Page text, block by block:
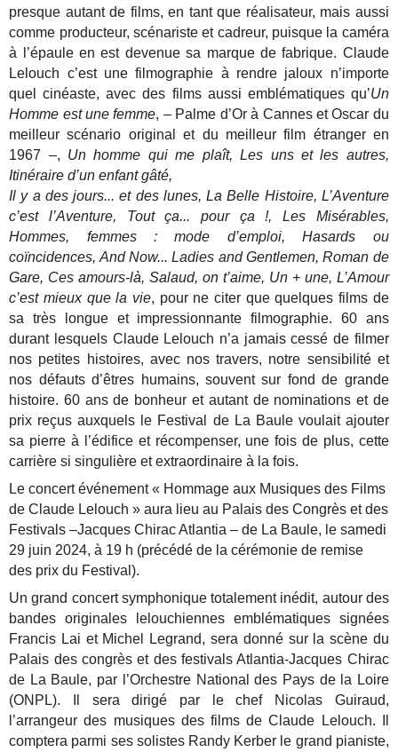
presque autant de films, en tant que réalisateur, mais aussi
comme producteur, scénariste et cadreur, puisque la caméra
à l’épaule en est devenuesa marque de fabrique. Claude
Lelouch c’est une filmographie à rendre jaloux n’importe
quel cinéaste, avec des films aussi emblématiques qu’Un
Homme est une femme, – Palme d’Or à Cannes et Oscar du
meilleur scénario original et du meilleur film étranger en
1967 –, Un homme qui me plaît, Les uns et les autres,
Itinéraire d’un enfant gâté,
Il y a des jours... et des lunes, La Belle Histoire, L’Aventure
c’est l’Aventure, Tout ça... pour ça !, Les Misérables,
Hommes, femmes : mode d’emploi, Hasards ou
coïncidences, And Now... Ladies and Gentlemen, Roman de
Gare, Ces amours-là, Salaud, on t’aime, Un + une, L’Amour
c’est mieux que la vie, pour ne citer que quelquesfilms de
sa très longue et impressionnante filmographie.60 ans
durant lesquels Claude Lelouch n’a jamais cessé de filmer
nos petites histoires, avec nos travers, notre sensibilité et
nos défauts d’êtres humains, souvent sur fond de grande
histoire. 60 ans de bonheur et autant de nominations et de
prix reçus auxquels le Festival de La Baule voulait ajouter
sa pierre à l’édifice et récompenser, une fois de plus, cette
carrière si singulière et extraordinaireà la fois.
Le concert événement « Hommage aux Musiques des Films
de Claude Lelouch » aura lieu au Palais des Congrès et des
Festivals –JacquesChirac Atlantia – de La Baule, le samedi
29 juin 2024, à 19 h (précédé de la cérémonie de remise
des prix du Festival).
Un grand concert symphonique totalement inédit, autour des
bandes originales lelouchiennes emblématiques signées
Francis Lai et Michel Legrand, sera donné sur la scène du
Palais des congrès et des festivals Atlantia-Jacques Chirac
de La Baule, par l’Orchestre National des Pays de la Loire
(ONPL). Il sera dirigé par le chef Nicolas Guiraud,
l’arrangeur des musiques des films de Claude Lelouch. Il
comptera parmi ses solistes Randy Kerber le grand pianiste,